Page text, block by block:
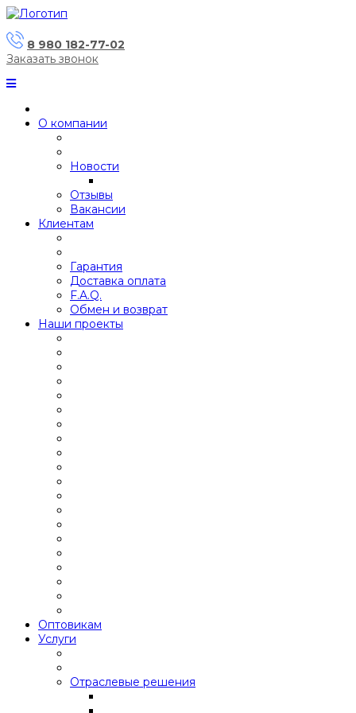
8 980 182-77-02
Заказать звонок
О компании
Новости
Отзывы
Вакансии
Клиентам
Гарантия
Доставка оплата
F.A.Q.
Обмен и возврат
Наши проекты
Оптовикам
Услуги
Отраслевые решения